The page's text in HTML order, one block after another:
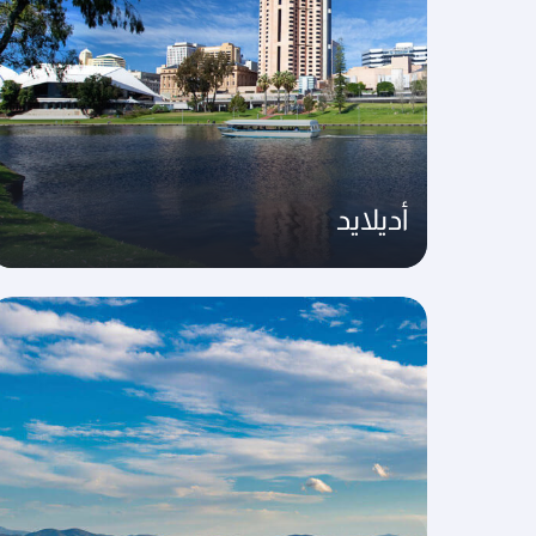
أديلايد